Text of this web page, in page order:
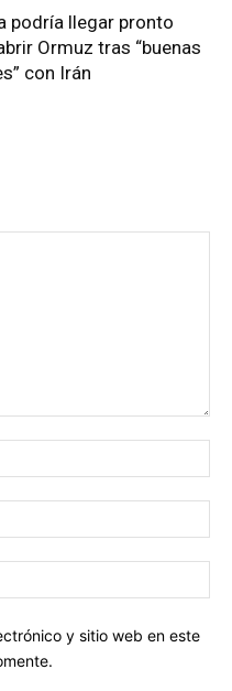
podría llegar pronto
Ormuz tras “buenas
con Irán
y sitio web en este